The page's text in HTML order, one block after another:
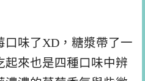
口味了XD，糖漿帶了一
起來也是四種口味中辨